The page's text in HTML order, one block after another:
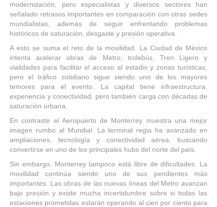
modernización, pero especialistas y diversos sectores han
señalado retrasos importantes en comparación con otras sedes
mundialistas, además de seguir enfrentando problemas
históricos de saturación, desgaste y presión operativa.
A esto se suma el reto de la movilidad. La Ciudad de México
intenta acelerar obras de Metro, trolebús, Tren Ligero y
vialidades para facilitar el acceso al estadio y zonas turísticas,
pero el tráfico cotidiano sigue siendo uno de los mayores
temores para el evento. La capital tiene infraestructura,
experiencia y conectividad, pero también carga con décadas de
saturación urbana.
En contraste el Aeropuerto de Monterrey muestra una mejor
imagen rumbo al Mundial. La terminal regia ha avanzado en
ampliaciones, tecnología y conectividad aérea, buscando
convertirse en uno de los principales hubs del norte del país.
Sin embargo, Monterrey tampoco está libre de dificultades. La
movilidad continúa siendo uno de sus pendientes más
importantes. Las obras de las nuevas líneas del Metro avanzan
bajo presión y existe mucha incertidumbre sobre si todas las
estaciones prometidas estarán operando al cien por ciento para